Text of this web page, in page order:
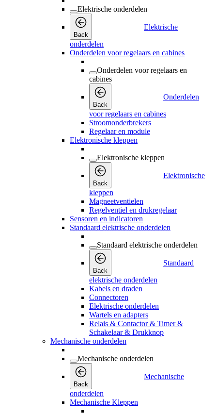
Elektrische onderdelen
Back
Elektrische
onderdelen
Onderdelen voor regelaars en cabines
Onderdelen voor regelaars en
cabines
Back
Onderdelen
voor regelaars en cabines
Stroomonderbrekers
Regelaar en module
Elektronische kleppen
Elektronische kleppen
Back
Elektronische
kleppen
Magneetventielen
Regelventiel en drukregelaar
Sensoren en indicatoren
Standaard elektrische onderdelen
Standaard elektrische onderdelen
Back
Standaard
elektrische onderdelen
Kabels en draden
Connectoren
Elektrische onderdelen
Wartels en adapters
Relais & Contactor & Timer &
Schakelaar & Drukknop
Mechanische onderdelen
Mechanische onderdelen
Back
Mechanische
onderdelen
Mechanische Kleppen